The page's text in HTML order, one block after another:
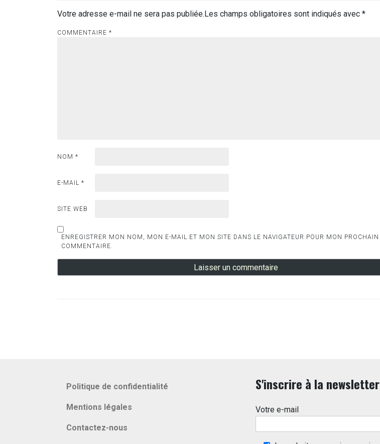
Votre adresse e-mail ne sera pas publiée.Les champs obligatoires sont indiqués avec *
COMMENTAIRE *
NOM *
E-MAIL *
SITE WEB
ENREGISTRER MON NOM, MON E-MAIL ET MON SITE DANS LE NAVIGATEUR POUR MON PROCHAIN
COMMENTAIRE.
Politique de confidentialité
Mentions légales
Contactez-nous
S'inscrire à la newsletter
Votre e-mail